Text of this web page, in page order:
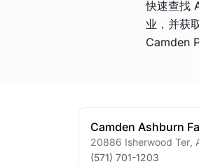
快速查找
业，并获
Camden
Camden Ashburn
20886 Isherwood Ter
(571) 701-1203